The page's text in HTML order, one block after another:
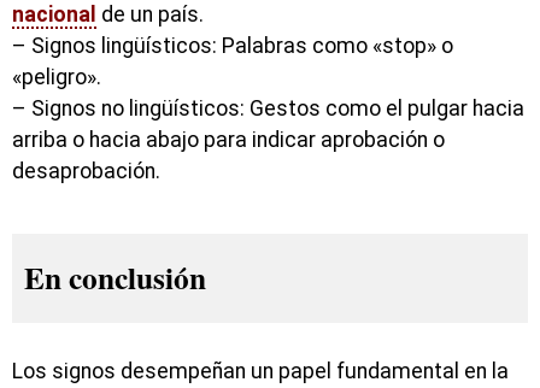
nacional de un país.
– Signos lingüísticos: Palabras como «stop» o
«peligro».
– Signos no lingüísticos: Gestos como el pulgar hacia
arriba o hacia abajo para indicar aprobación o
desaprobación.
En conclusión
Los signos desempeñan un papel fundamental en la